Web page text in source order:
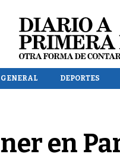
DEPORTES
en